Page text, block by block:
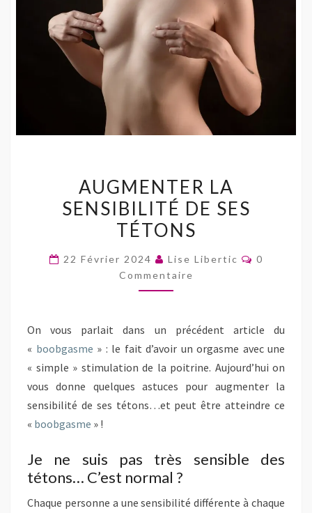
LA
SENSIBILITÉ
DE
TÉTONS
AUGMENTER LA
SENSIBILITÉ DE SES
TÉTONS
22 Février 2024 Lise Libertic
0
Commentaire
On vous parlait dans un précédent article du
« boobgasme » : le fait d’avoir un orgasme avec une
« simple » stimulation de la poitrine. Aujourd’hui on
vous donne quelques astuces pour augmenter la
sensibilité de ses tétons…et peut être atteindre ce
« boobgasme » !
Je ne suis pas très sensible des
tétons… C’est normal ?
Chaque personne a une sensibilité différente à chaque